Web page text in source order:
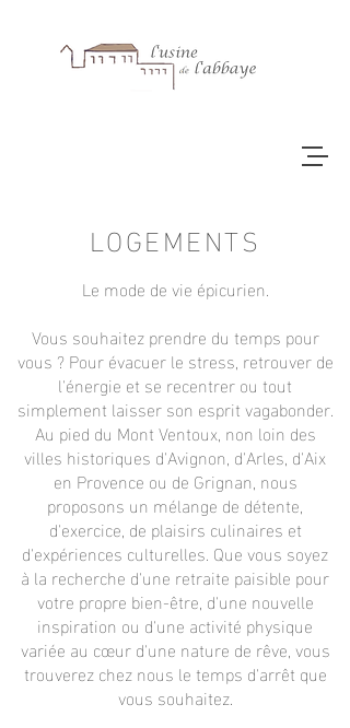
LOGEMENTS
Le mode de vie épicurien.
Vous souhaitez prendre du temps pour
vous ? Pour évacuer le stress, retrouver de
l'énergie et se recentrer ou tout
simplement laisser son esprit vagabonder.
Au pied du Mont Ventoux, non loin des
villes historiques d'Avignon, d'Arles, d'Aix
en Provence ou de Grignan, nous
proposons un mélange de détente,
d'exercice, de plaisirs culinaires et
d'expériences culturelles. Que vous soyez
à la recherche d'une retraite paisible pour
votre propre bien-être, d'une nouvelle
inspiration ou d'une activité physique
variée au cœur d'une nature de rêve, vous
trouverez chez nous le temps d'arrêt que
vous souhaitez.